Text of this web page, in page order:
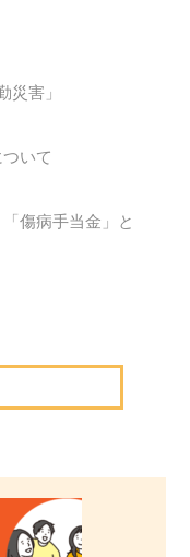
災害」
いて
傷病手当金」と